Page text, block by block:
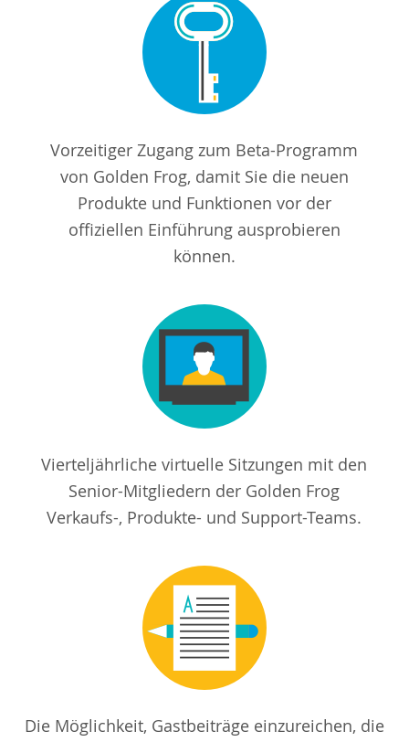
Vorzeitiger Zugang zum Beta-Programm
von Golden Frog, damit Sie die neuen
Produkte und Funktionen vor der
offiziellen Einführung ausprobieren
können.
Vierteljährliche virtuelle Sitzungen mit den
Senior-Mitgliedern der Golden Frog
Verkaufs-, Produkte- und Support-Teams.
Die Möglichkeit, Gastbeiträge einzureichen, die